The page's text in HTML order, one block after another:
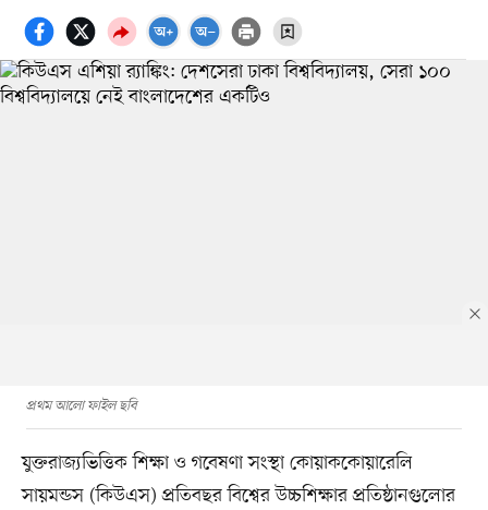
প্রথম আলো ফাইল ছবি
যুক্তরাজ্যভিত্তিক শিক্ষা ও গবেষণা সংস্থা কোয়াককোয়ারেলি
সায়মন্ডস (কিউএস) প্রতিবছর বিশ্বের উচ্চশিক্ষার প্রতিষ্ঠানগুলোর